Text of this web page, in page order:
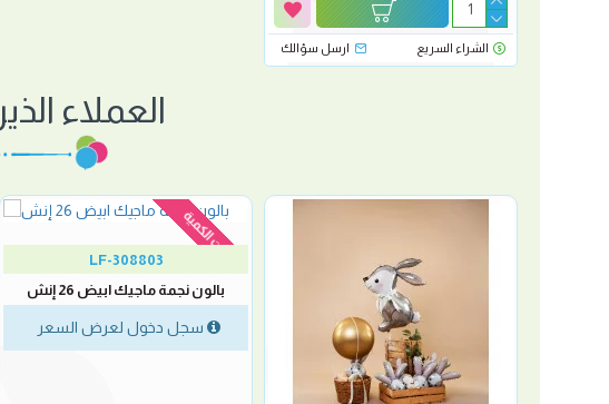
الشراء السريع ارسل سؤالك
العملاء
نفدت الكمية
LF-308803
بالون نجمة ماجيك ابيض 26 إنش
سجل دخول لعرض السعر